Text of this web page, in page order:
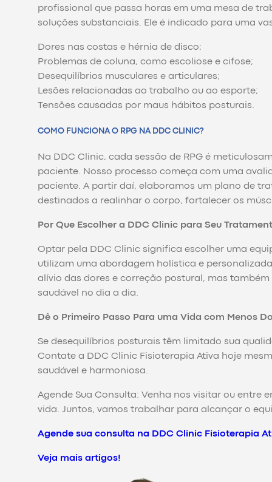
profissional que passa horas em uma mesa de
soluções substanciais. Ele é indicado para uma
Dores nas costas e hérnia de disco;
Problemas de coluna, como escoliose e cifose;
Desequilíbrios musculares e articulares;
Lesões relacionadas ao trabalho ou ao esporte;
Tensões causadas por maus hábitos posturais.
COMO FUNCIONA O RPG NA DDC CLINIC?
Na DDC Clinic, cada sessão de RPG é
paciente. Nosso processo começa com uma
paciente. A partir daí, elaboramos um plano de
destinados a realinhar o corpo, fortalecer os
Por Que Escolher a DDC Clinic para Seu
Optar pela DDC Clinic significa escolher uma
utilizam uma abordagem holística e
alívio das dores e correção postural, mas
saudável no dia a dia.
Dê o Primeiro Passo Para uma Vida com Menos
Se desequilíbrios posturais têm limitado sua
Contate a DDC Clinic Fisioterapia Ativa hoje
saudável e harmoniosa.
Agende Sua Consulta: Venha nos visitar ou entre
vida. Juntos, vamos trabalhar para alcançar o
Agende sua consulta na DDC Clinic Fisioterapia
Veja mais artigos!